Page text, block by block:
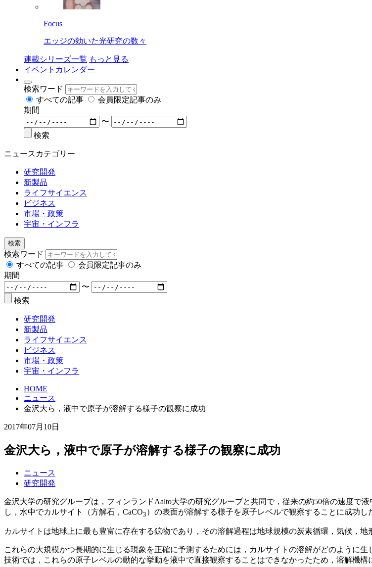
Focus
エッジの効いた光研究の数々
連載シリーズ一覧 もっと見る
イベントカレンダー
検索ワード
すべての記事
会員限定記事のみ
期間
〜
検索
ニュースカテゴリー
研究開発
新製品
ライフサイエンス
ビジネス
市場・政策
宇宙・インフラ
検索
検索ワード
すべての記事
会員限定記事のみ
期間
〜
検索
研究開発
新製品
ライフサイエンス
ビジネス
市場・政策
宇宙・インフラ
HOME
ニュース
金沢大ら，液中で原子が溶解する様子の観察に成功
2017年07月10日
金沢大ら，液中で原子が溶解する様子の観察に成功
ニュース
研究開発
金沢大学の研究グループは，フィンランドAalto大学の研究グループと共同で，従来の約50倍の速度で
し，水中でカルサイト（方解石，CaCO3 ）の表面が溶解する様子を原子レベルで観察することに成功し
カルサイトは地球上に最も豊富に存在する鉱物であり，その溶解過程は地球規模の炭素循環，気候，
これらの大規模かつ長期的に生じる現象を正確に予測するためには，カルサイトの溶解がどのように
技術では，これらの原子レベルの動的な挙動を液中で直接観察することはできなかったため，溶解機構